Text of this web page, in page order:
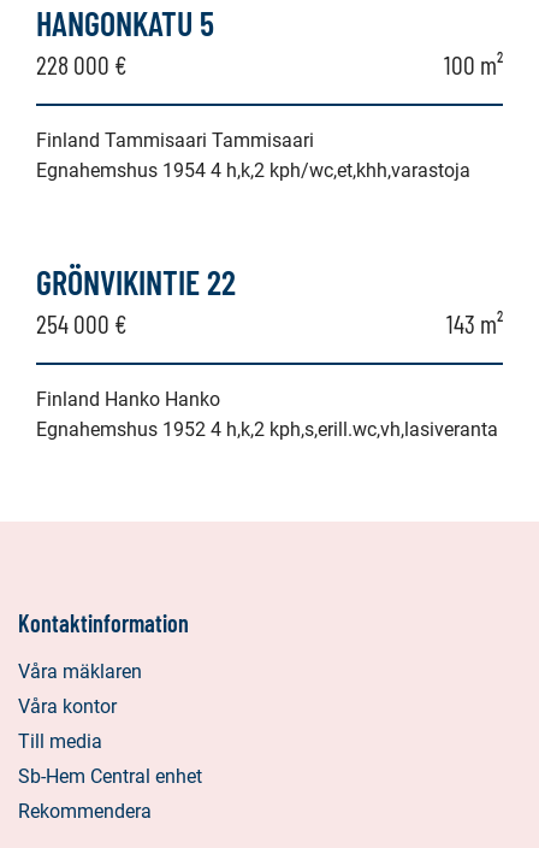
HANGONKATU 5
228 000 € 100 m²
Finland Tammisaari Tammisaari
Egnahemshus 1954 4 h,k,2 kph/wc,et,khh,varastoja
GRÖNVIKINTIE 22
254 000 € 143 m²
Finland Hanko Hanko
Egnahemshus 1952 4 h,k,2 kph,s,erill.wc,vh,lasiveranta
Kontaktinformation
Våra mäklaren
Våra kontor
Till media
Sb-Hem Central enhet
Rekommendera